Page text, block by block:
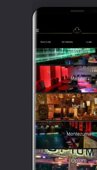
Clubbable
sociala
konton